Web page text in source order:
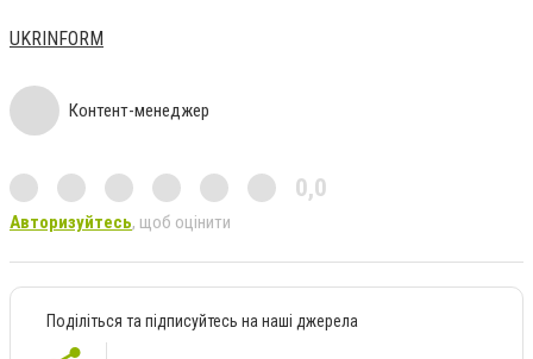
UKRINFORM
Контент-менеджер
0,0
Авторизуйтесь, щоб оцінити
Поділіться та підписуйтесь на наші джерела